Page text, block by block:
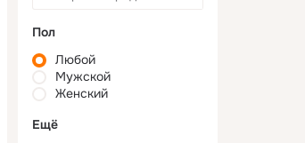
Пол
Любой
Мужской
Женский
Ещё